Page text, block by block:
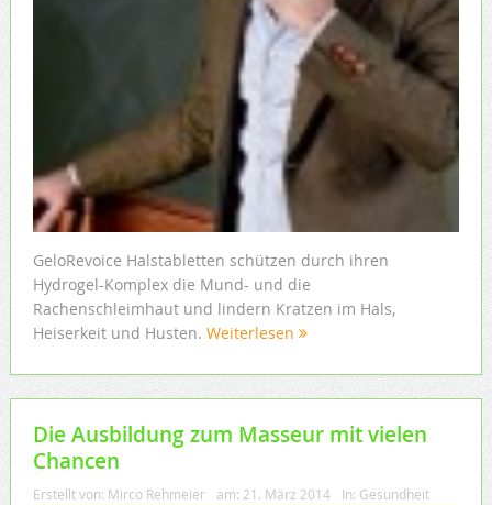
GeloRevoice Halstabletten schützen durch ihren
Hydrogel-Komplex die Mund- und die
Rachenschleimhaut und lindern Kratzen im Hals,
Heiserkeit und Husten. Weiterlesen
Die Ausbildung zum Masseur mit vielen
Chancen
Erstellt von: Mirco Rehmeier am: 21. März 2014 In: Gesundheit